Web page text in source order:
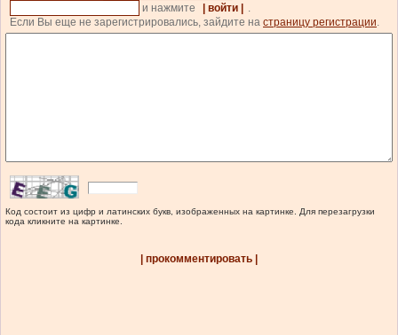
и нажмите
| войти |
.
Если Вы еще не зарегистрировались, зайдите на страницу регистрации.
Код состоит из цифр и латинских букв, изображенных на картинке. Для перезагрузки
кода кликните на картинке.
| прокомментировать |